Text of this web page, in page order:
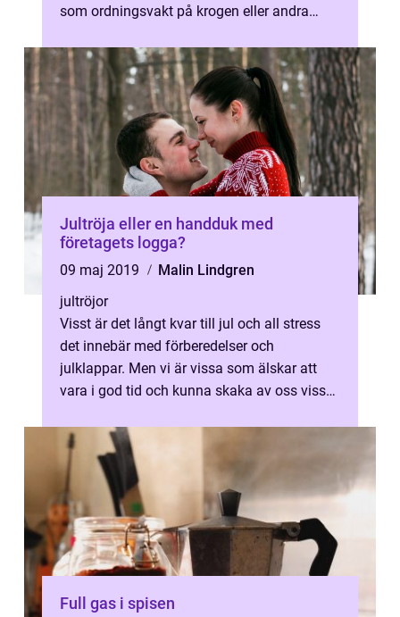
som ordningsvakt på krogen eller andra
Jultröja eller en handduk med
företagets logga?
09 maj 2019
Malin Lindgren
jultröjor
Visst är det långt kvar till jul och all stress
det innebär med förberedelser och
julklappar. Men vi är vissa som älskar att
vara i god tid och kunna skaka av oss vissa
Full gas i spisen